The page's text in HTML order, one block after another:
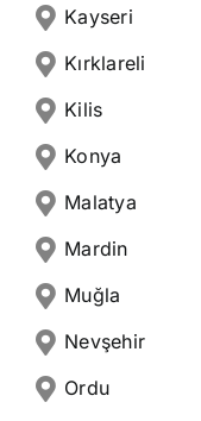
Kayseri
Kırklareli
Kilis
Konya
Malatya
Mardin
Muğla
Nevşehir
Ordu